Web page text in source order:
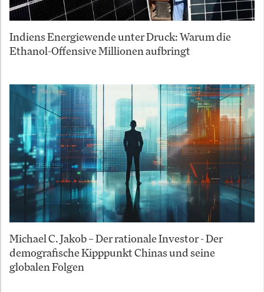
Indiens Energiewende unter Druck: Warum die
Ethanol-Offensive Millionen aufbringt
Michael C. Jakob – Der rationale Investor - Der
demografische Kipppunkt Chinas und seine
globalen Folgen